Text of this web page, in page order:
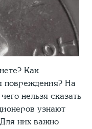
Как
повреждения? На
нельзя сказать
узнают
них важно